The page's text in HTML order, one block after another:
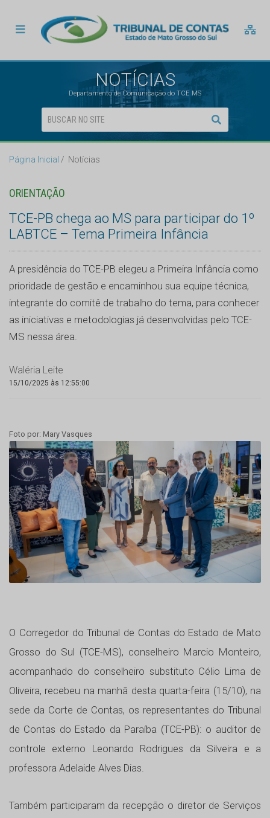
NOTÍCIAS
Departamento de Comunicação do TCE MS
Página Inicial Notícias
ORIENTAÇÃO
TCE-PB chega ao MS para participar do 1º
LABTCE – Tema Primeira Infância
A presidência do TCE-PB elegeu a Primeira Infância como
prioridade de gestão e encaminhou sua equipe técnica,
integrante do comitê de trabalho do tema, para conhecer
as iniciativas e metodologias já desenvolvidas pelo TCE-
MS nessa área.
Waléria Leite
15/10/2025 às 12:55:00
Foto por: Mary Vasques
O Corregedor do Tribunal de Contas do Estado de Mato
Grosso do Sul (TCE-MS), conselheiro Marcio Monteiro,
acompanhado do conselheiro substituto Célio Lima de
Oliveira, recebeu na manhã desta quarta-feira (15/10), na
sede da Corte de Contas, os representantes do Tribunal
de Contas do Estado da Paraíba (TCE-PB): o auditor de
controle externo Leonardo Rodrigues da Silveira e a
professora Adelaide Alves Dias.
Também participaram da recepção o diretor de Serviços